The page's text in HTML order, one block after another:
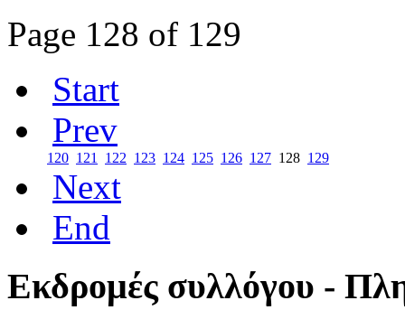
Page 128 of 129
Start
Prev
120 121 122 123 124 125 126 127 128 129
Next
End
Εκδρομές συλλόγου -